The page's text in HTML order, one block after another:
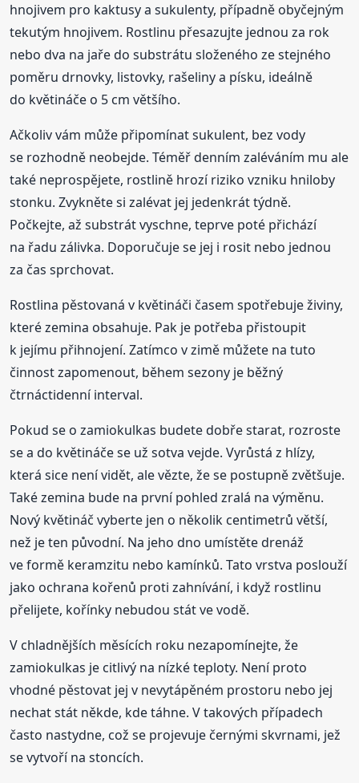
hnojivem pro kaktusy a sukulenty, případně obyčejným
tekutým hnojivem. Rostlinu přesazujte jednou za rok
nebo dva na jaře do substrátu složeného ze stejného
poměru drnovky, listovky, rašeliny a písku, ideálně
do květináče o 5 cm většího.
Ačkoliv vám může připomínat sukulent, bez vody
se rozhodně neobejde. Téměř denním zaléváním mu ale
také neprospějete, rostlině hrozí riziko vzniku hniloby
stonku. Zvykněte si zalévat jej jedenkrát týdně.
Počkejte, až substrát vyschne, teprve poté přichází
na řadu zálivka. Doporučuje se jej i rosit nebo jednou
za čas sprchovat.
Rostlina pěstovaná v květináči časem spotřebuje živiny,
které zemina obsahuje. Pak je potřeba přistoupit
k jejímu přihnojení. Zatímco v zimě můžete na tuto
činnost zapomenout, během sezony je běžný
čtrnáctidenní interval.
Pokud se o zamiokulkas budete dobře starat, rozroste
se a do květináče se už sotva vejde. Vyrůstá z hlízy,
která sice není vidět, ale vězte, že se postupně zvětšuje.
Také zemina bude na první pohled zralá na výměnu.
Nový květináč vyberte jen o několik centimetrů větší,
než je ten původní. Na jeho dno umístěte drenáž
ve formě keramzitu nebo kamínků. Tato vrstva poslouží
jako ochrana kořenů proti zahnívání, i když rostlinu
přelijete, kořínky nebudou stát ve vodě.
V chladnějších měsících roku nezapomínejte, že
zamiokulkas je citlivý na nízké teploty. Není proto
vhodné pěstovat jej v nevytápěném prostoru nebo jej
nechat stát někde, kde táhne. V takových případech
často nastydne, což se projevuje černými skvrnami, jež
se vytvoří na stoncích.